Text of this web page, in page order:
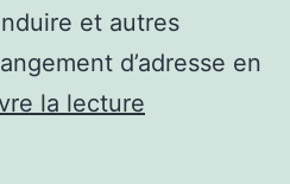
et autres
d’adresse en
la lecture